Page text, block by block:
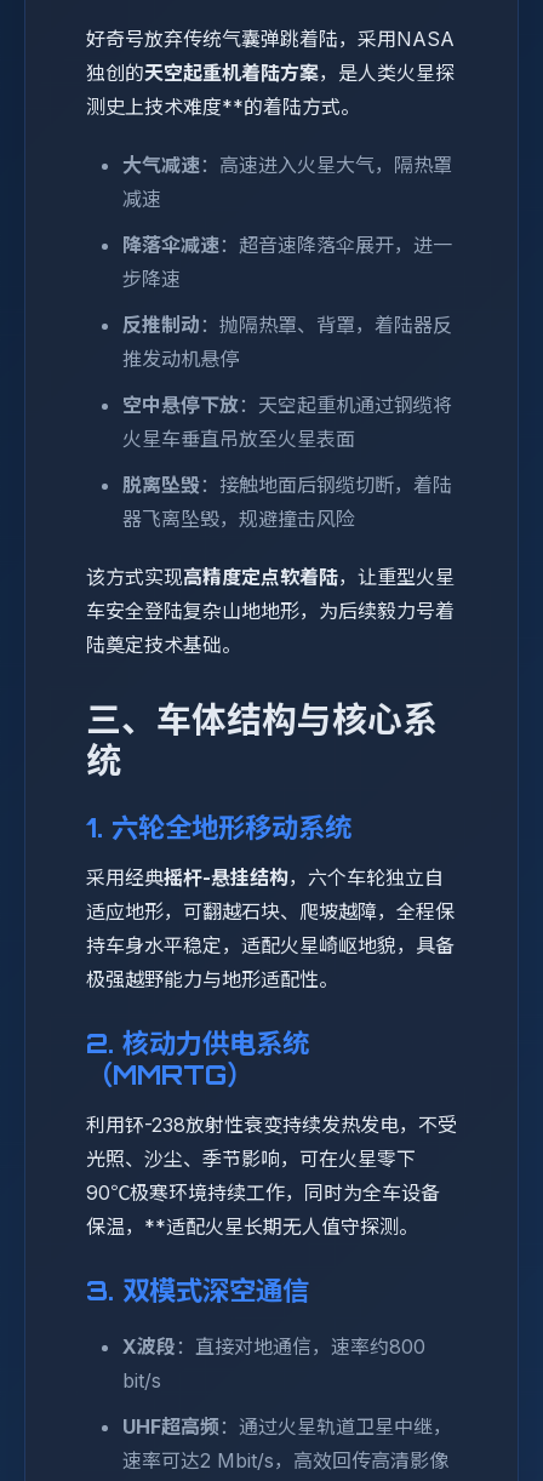
好奇号放弃传统气囊弹跳着陆，采用NASA
独创的天空起重机着陆方案，是人类火星探
测史上技术难度**的着陆方式。
大气减速：高速进入火星大气，隔热罩
减速
降落伞减速：超音速降落伞展开，进一
步降速
反推制动 ：抛隔热罩、背罩，着陆器反
推发动机悬停
空中悬停下放：天空起重机通过钢缆将
火星车垂直吊放至火星表面
脱离坠毁：接触地面后钢缆切断，着陆
器飞离坠毁，规避撞击风险
该方式实现高精度定点软着陆，让重型火星
车安全登陆复杂山地地形，为后续毅力号着
陆奠定技术基础。
三、车体结构与核心系
统
1. 六轮全地形移动系统
采用经典摇杆-悬挂结构，六个车轮独立自
适应地形，可翻越石块、爬坡越障，全程保
持车身水平稳定，适配火星崎岖地貌，具备
极强越野能力与地形适配性。
2. 核动力供电系统
（MMRTG）
利用钚-238放射性衰变持续发热发电，不受
光照、沙尘、季节影响，可在火星零下
90℃极寒环境持续工作，同时为全车设备
保温，**适配火星长期无人值守探测。
3. 双模式深空通信
X波段 ：直接对地通信，速率约800
bit/s
UHF超高频 ：通过火星轨道卫星中继，
速率可达2 Mbit/s，高效回传高清影像